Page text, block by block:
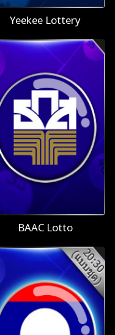
Yeekee Lottery
BAAC Lotto